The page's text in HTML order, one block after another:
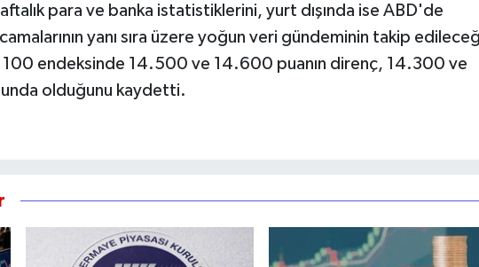
para ve banka istatistiklerini, yurt dışında ise ABD'de
yanı sıra üzere yoğun veri gündeminin takip
100 endeksinde 14.500 ve 14.600 puanın direnç, 14.300 ve
olduğunu kaydetti.